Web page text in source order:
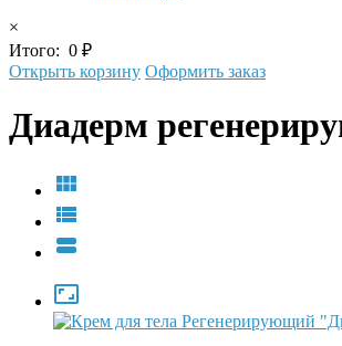
×
Итого: 0 ₽
Открыть корзину Оформить заказ
Диадерм



